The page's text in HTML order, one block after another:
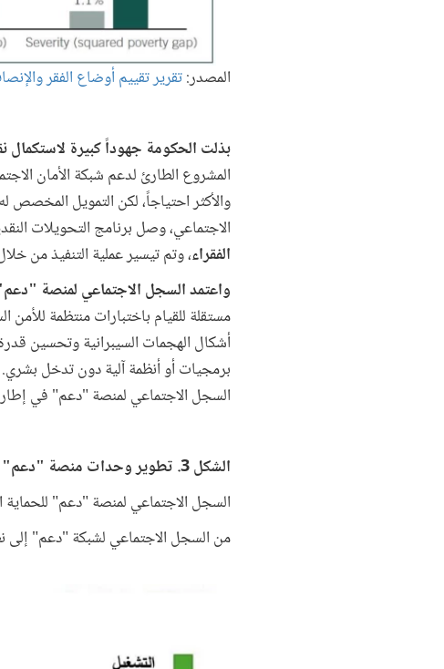
المصدر:تقرير تقييم أوضاع الفقر والإنصاف في لبنان 2024 من
بذلت الحكومة جهوداً كبيرة لاستكمال
الاجتماعي، وصل برنامج التحويلات
الفقراء، وتم تيسير عملية التنفيذ من
واعتمد السجل الاجتماعي لمنصة
مستقلة للقيام باختبارات منتظمة
أشكال الهجمات السيبرانية وتحسين
برمجيات أو أنظمة آلية دون تدخل
السجل الاجتماعي لمنصة "دعم" في
الشكل 3. تطوير وحدات منصة "دعم" التي تمثل ركائز نظام معلومات الحماية الاجتماعية للمنصة
السجل الاجتماعي لمنصة "دعم" للحماية
من السجل الاجتماعي لشبكة "دعم" إلى